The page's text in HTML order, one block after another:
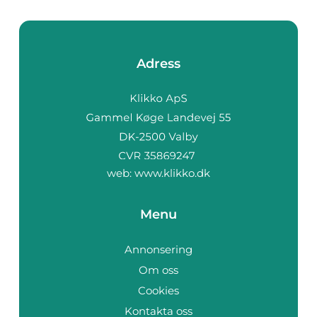
Adress
web: www.klikko.dk
Menu
Annonsering
Om oss
Cookies
Kontakta oss